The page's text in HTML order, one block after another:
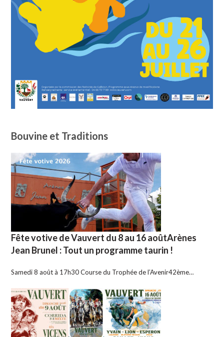
Bouvine et Traditions
Fête votive de Vauvert du 8 au 16 aoûtArènes
Jean Brunel : Tout un programme taurin !
Samedi 8 août à 17h30 Course du Trophée de l’Avenir42ème…